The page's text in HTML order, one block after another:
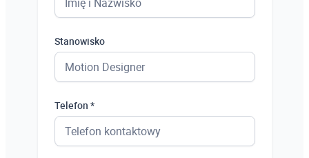
Stanowisko
Telefon *